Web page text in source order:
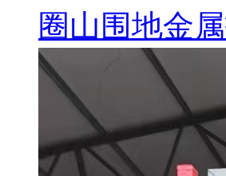
圈山围地金